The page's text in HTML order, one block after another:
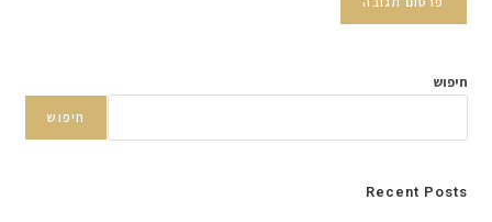
חיפוש
חיפוש
Recent Posts